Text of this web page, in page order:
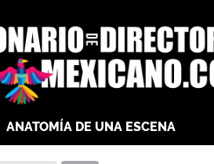
ANATOMÍA DE UNA ESCENA